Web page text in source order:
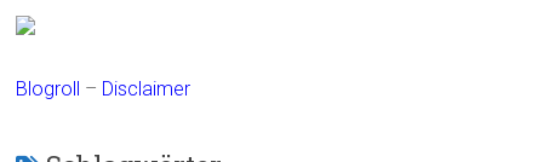
Blogroll – Disclaimer